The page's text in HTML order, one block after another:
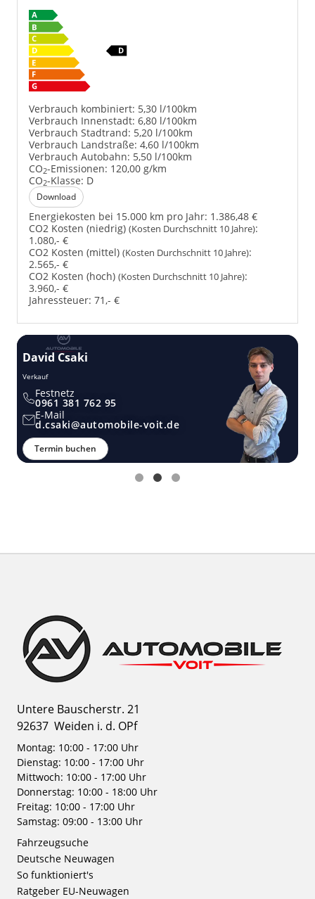
Verbrauch kombiniert: 5,30 l/100km
Verbrauch Innenstadt: 6,80 l/100km
Verbrauch Stadtrand: 5,20 l/100km
Verbrauch Landstraße: 4,60 l/100km
Verbrauch Autobahn: 5,50 l/100km
CO2-Emissionen: 120,00 g/km
CO2-Klasse: D
Download
Energiekosten bei 15.000 km pro Jahr: 1.386,48 €
CO2 Kosten (niedrig) (Kosten Durchschnitt 10 Jahre):
1.080,- €
CO2 Kosten (mittel) (Kosten Durchschnitt 10 Jahre):
2.565,- €
CO2 Kosten (hoch) (Kosten Durchschnitt 10 Jahre):
3.960,- €
Jahressteuer: 71,- €
David Csaki
Verkauf
Festnetz
0961 381 762 95
E-Mail
d.csaki@automobile-voit.de
Termin buchen
Untere Bauscherstr. 21
92637 Weiden i. d. OPf
Montag: 10:00 - 17:00 Uhr
Dienstag: 10:00 - 17:00 Uhr
Mittwoch: 10:00 - 17:00 Uhr
Donnerstag: 10:00 - 18:00 Uhr
Freitag: 10:00 - 17:00 Uhr
Samstag: 09:00 - 13:00 Uhr
Fahrzeugsuche
Deutsche Neuwagen
So funktioniert's
Ratgeber EU-Neuwagen